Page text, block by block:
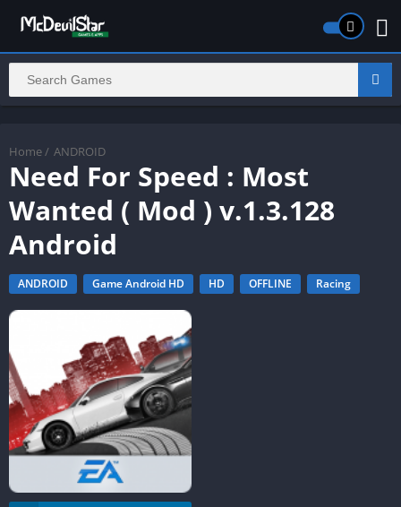
Home / ANDROID
Need For Speed : Most
Wanted ( Mod ) v.1.3.128
Android
ANDROID Game Android HD HD OFFLINE Racing